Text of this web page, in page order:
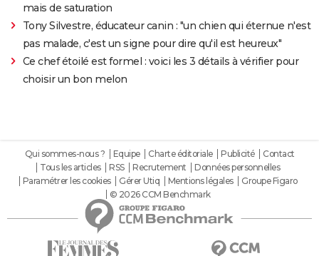
mais de saturation
Tony Silvestre, éducateur canin : "un chien qui éternue n'est
pas malade, c'est un signe pour dire qu'il est heureux"
Ce chef étoilé est formel : voici les 3 détails à vérifier pour
choisir un bon melon
Qui sommes-nous ? Equipe Charte éditoriale Publicité
Contact
Tous les articles
RSS Recrutement
Données personnelles
Paramétrer les cookies
Gérer Utiq Mentions légales
Groupe Figaro
© 2026 CCM Benchmark